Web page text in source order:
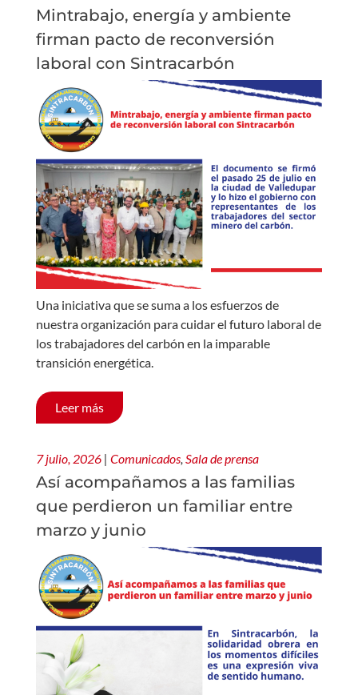
Mintrabajo, energía y ambiente
firman pacto de reconversión
laboral con Sintracarbón
Una iniciativa que se suma a los esfuerzos de
nuestra organización para cuidar el futuro laboral de
los trabajadores del carbón en la imparable
transición energética.
Leer más
7 julio, 2026 | Comunicados Sala de prensa
Así acompañamos a las familias
que perdieron un familiar entre
marzo y junio